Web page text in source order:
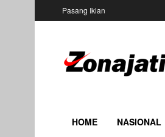
Pasang Iklan
HOME NASIONAL